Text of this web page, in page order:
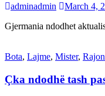
adminadmin
March 4,
Gjermania ndodhet
Bota, Lajme, Mister,
Çka ndodhë tash